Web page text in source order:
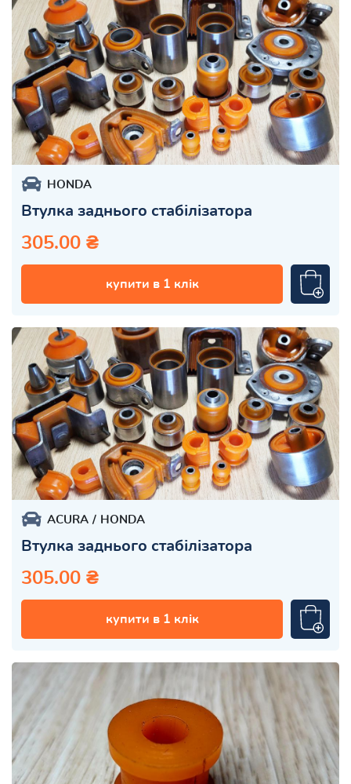
HONDA
Втулка заднього стабілізатора
305.00 ₴
купити в 1 клік
ACURA HONDA
Втулка заднього стабілізатора
305.00 ₴
купити в 1 клік